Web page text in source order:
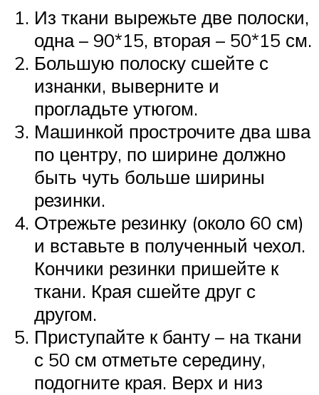
Из ткани вырежьте две полоски,
одна – 90*15, вторая – 50*15 см.
Большую полоску сшейте с
изнанки, выверните и
прогладьте утюгом.
Машинкой прострочите два шва
по центру, по ширине должно
быть чуть больше ширины
резинки.
Отрежьте резинку (около 60 см)
и вставьте в полученный чехол.
Кончики резинки пришейте к
ткани. Края сшейте друг с
другом.
Приступайте к банту – на ткани
с 50 см отметьте середину,
подогните края. Верх и низ